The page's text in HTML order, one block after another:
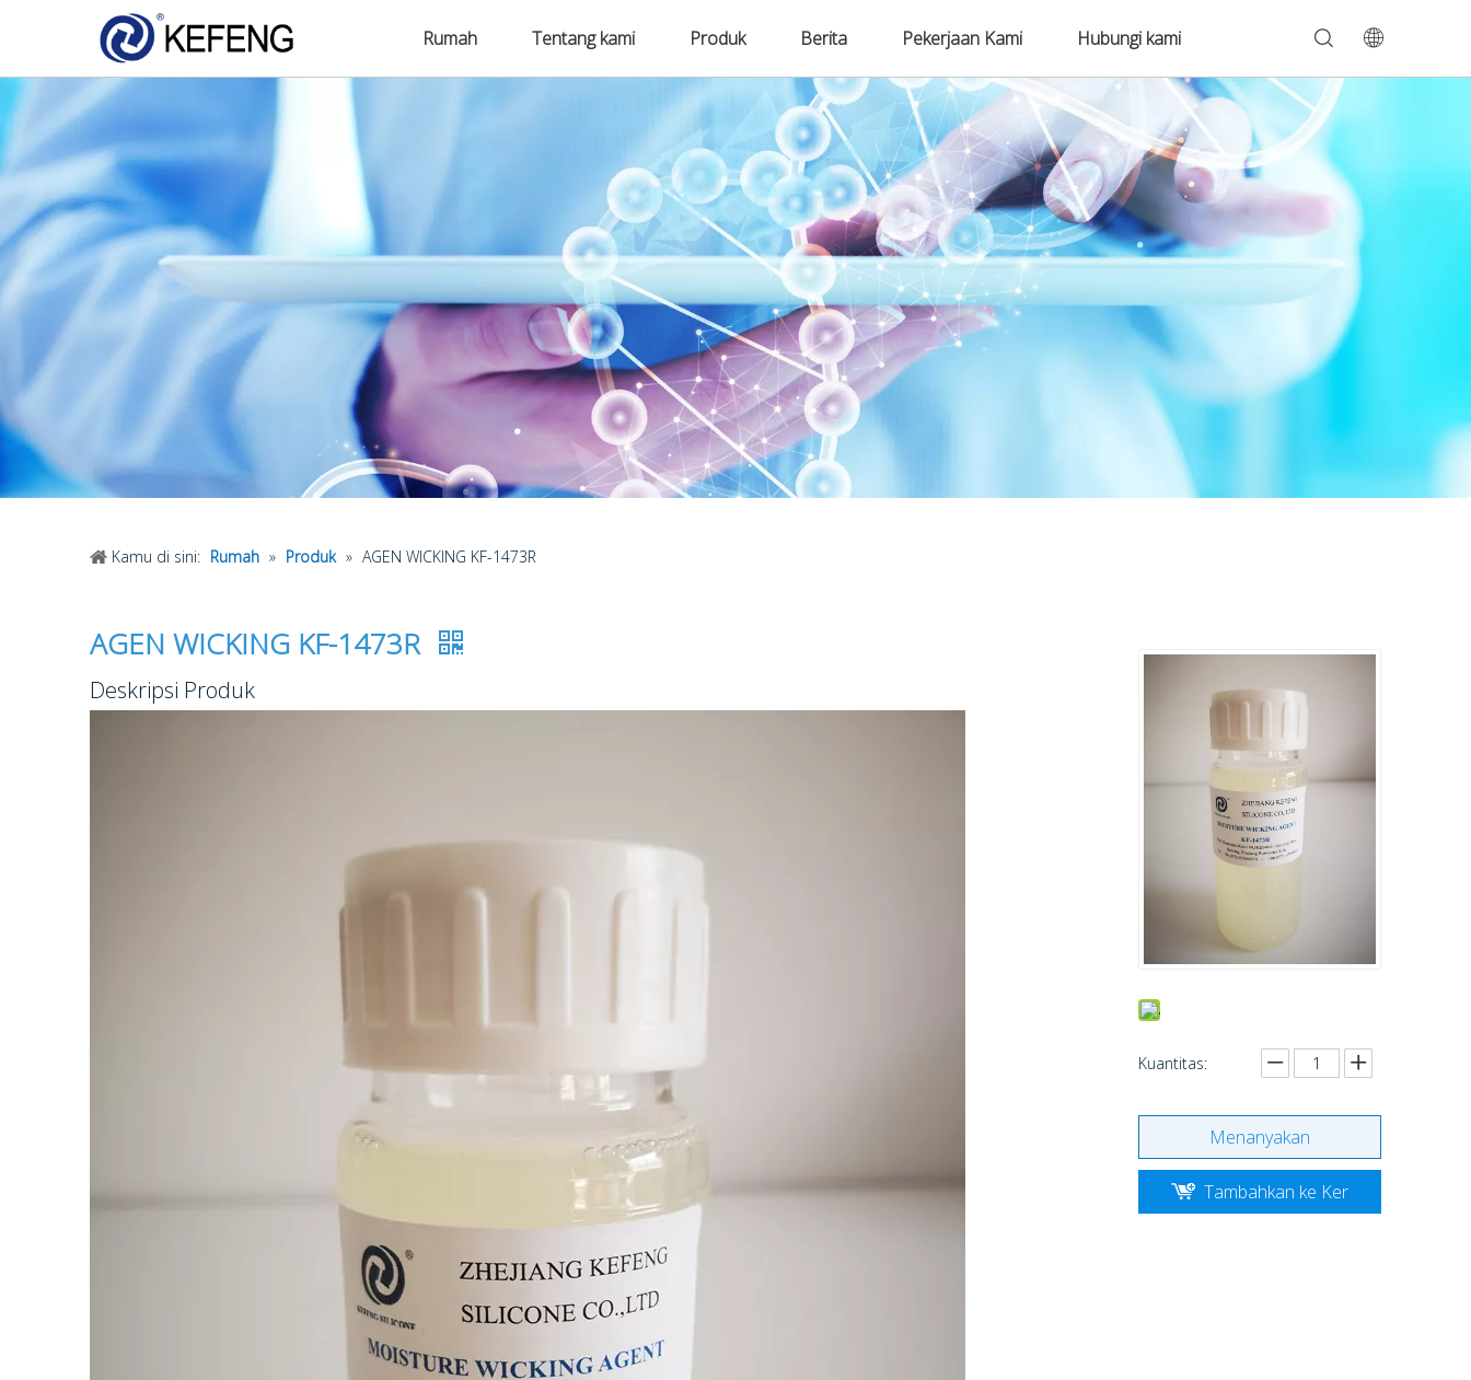
Rumah Tentang kami Produk Berita Pekerjaan Kami Hubungi kami
Kamu di sini: Rumah » Produk » AGEN WICKING KF-1473R
Kuantitas:
Menanyakan
Tambahkan ke Ker
AGEN WICKING KF-1473R
Deskripsi Produk